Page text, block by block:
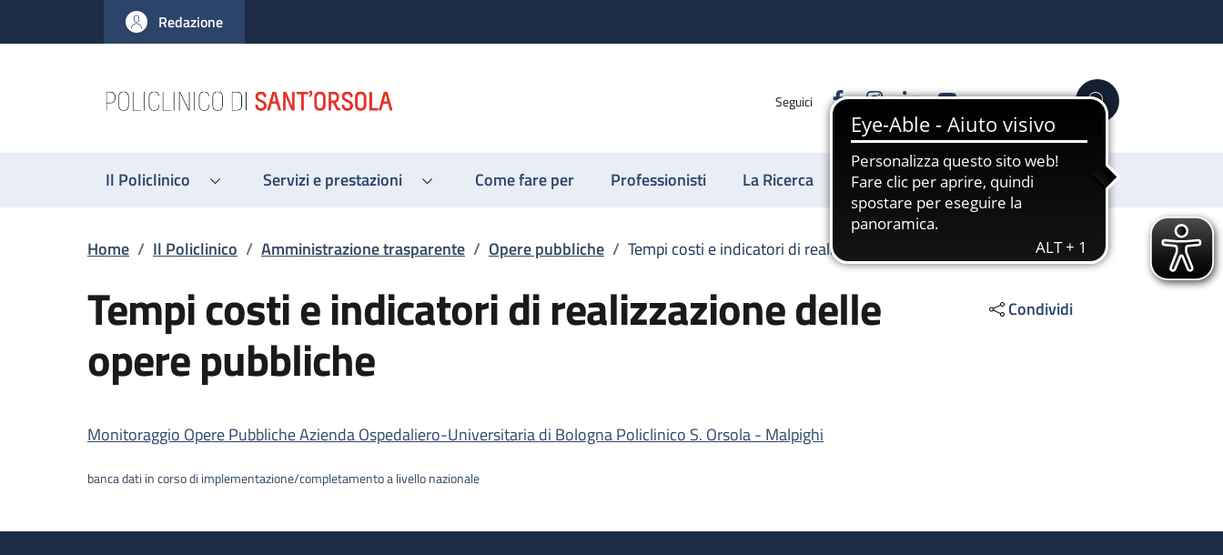
al contenuto principale
to footer content
Redazione
Seguici FacebookInstagram
LinkedinYouTube Cerca
Il Policlinico Servizi e prestazioni Come fare per Professionisti La Ricerca Sostienici
Briciole di pane
Home / Il Policlinico / Amministrazione trasparente / Opere pubbliche / Tempi costi e indicatori di realizzazione delle opere pubbliche
Tempi costi e indicatori di realizzazione delle
opere pubbliche
Condividi
Descrizione
Monitoraggio Opere Pubbliche Azienda Ospedaliero-Universitaria di Bologna Policlinico S. Orsola - Malpighi
banca dati in corso di implementazione/completamento a livello nazionale